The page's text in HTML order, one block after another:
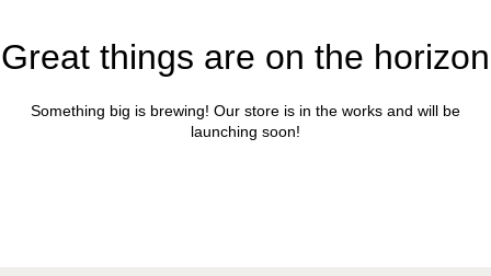
Great things are on the horizon
Something big is brewing! Our store is in the works and will be
launching soon!